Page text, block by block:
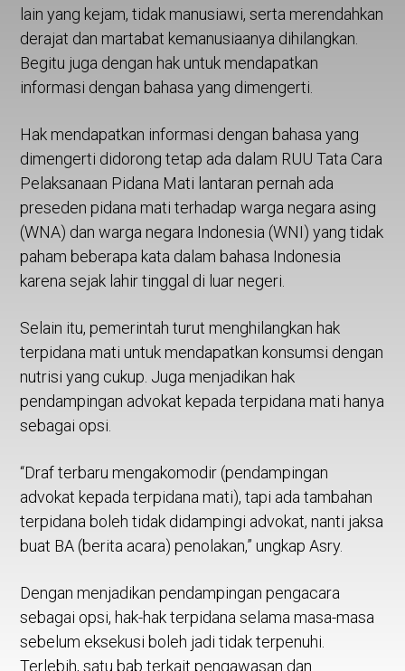
lain yang kejam, tidak manusiawi, serta merendahkan
derajat dan martabat kemanusiaanya dihilangkan.
Begitu juga dengan hak untuk mendapatkan
informasi dengan bahasa yang dimengerti.
Hak mendapatkan informasi dengan bahasa yang
dimengerti didorong tetap ada dalam RUU Tata Cara
Pelaksanaan Pidana Mati lantaran pernah ada
preseden pidana mati terhadap warga negara asing
(WNA) dan warga negara Indonesia (WNI) yang tidak
paham beberapa kata dalam bahasa Indonesia
karena sejak lahir tinggal di luar negeri.
Selain itu, pemerintah turut menghilangkan hak
terpidana mati untuk mendapatkan konsumsi dengan
nutrisi yang cukup. Juga menjadikan hak
pendampingan advokat kepada terpidana mati hanya
sebagai opsi.
“Draf terbaru mengakomodir (pendampingan
advokat kepada terpidana mati), tapi ada tambahan
terpidana boleh tidak didampingi advokat, nanti jaksa
buat BA (berita acara) penolakan,” ungkap Asry.
Dengan menjadikan pendampingan pengacara
sebagai opsi, hak-hak terpidana selama masa-masa
sebelum eksekusi boleh jadi tidak terpenuhi.
Terlebih, satu bab terkait pengawasan dan